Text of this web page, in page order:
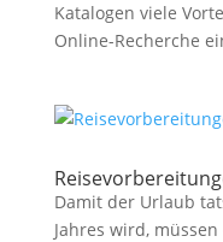
Katalogen viele
Online-Recherche
Damit der Urlaub
Jahres wird,